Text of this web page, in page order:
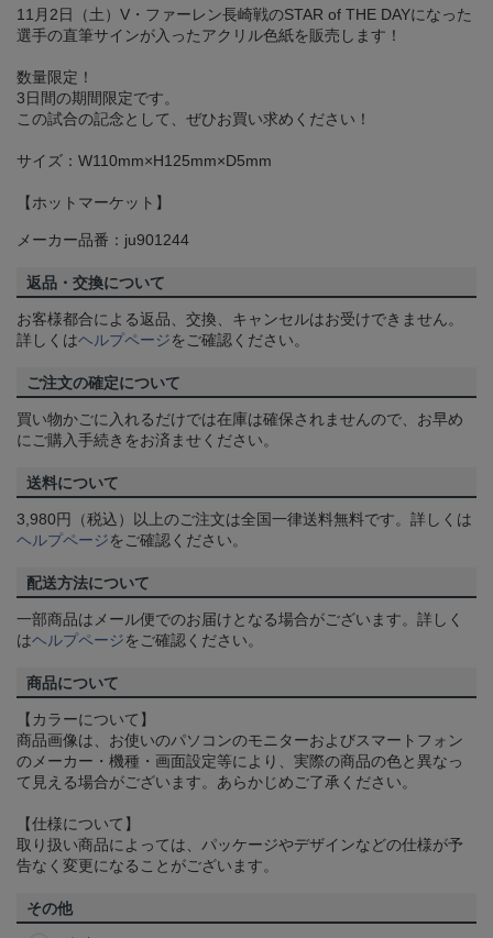
11月2日（土）V・ファーレン長崎戦のSTAR of THE DAYになった
選手の直筆サインが入ったアクリル色紙を販売します！
数量限定！
3日間の期間限定です。
この試合の記念として、ぜひお買い求めください！
サイズ：W110mm×H125mm×D5mm
【ホットマーケット】
メーカー品番：ju901244
返品・交換について
お客様都合による返品、交換、キャンセルはお受けできません。
詳しくはヘルプページをご確認ください。
ご注文の確定について
買い物かごに入れるだけでは在庫は確保されませんので、お早め
にご購入手続きをお済ませください。
送料について
3,980円（税込）以上のご注文は全国一律送料無料です。詳しくは
ヘルプページをご確認ください。
配送方法について
一部商品はメール便でのお届けとなる場合がございます。詳しく
はヘルプページをご確認ください。
商品について
【カラーについて】
商品画像は、お使いのパソコンのモニターおよびスマートフォン
のメーカー・機種・画面設定等により、実際の商品の色と異なっ
て見える場合がございます。あらかじめご了承ください。
【仕様について】
取り扱い商品によっては、パッケージやデザインなどの仕様が予
告なく変更になることがございます。
その他